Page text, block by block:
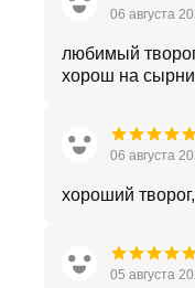
06 августа
любимый
хорош на
06 августа
хороший
05 августа